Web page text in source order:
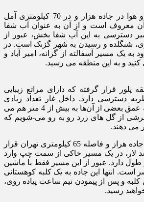
این منطقه خوش آب و هوا در جاده هزار و در 70 کیلومتری آمل
آن معروف است و از آن به عنوان آب شفا
دسترسی به این آب شفا بخش، عبور از
شنگلده و رسیدن به شهر گزنک است. در
یک مسیر آسفالته از گزانه، امیر آباد و
کنید و به این منطقه می رسید.
پلور قرار گرفته که دارای مراتع زیبایی
دسترسی دارد. داخل غار تعداد زیادی
حوضچه قرار گرفته که عمق بعضی از آن‌ها به بیش از 4 متر هم می
از گل های زرد رو به رو می-شویم که
می دهند.
مسیر دسترسی آن در جاده هراز و فاصله 65 کیلومتری تهران قرار
لار، در یک مسیر خاکی از سمت چپ وارد
4 کیلومتر طول دارد. عبور از این مسیر فقط با ماشین
است. انتها این جاده به یک کلبه کوهستانی
کلبه و پس از پیمودن نیم ساعت پیاده روی،
رسید.